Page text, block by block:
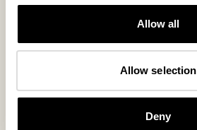
Allow all
Allow selection
Deny
Rand pute
Saueskinnpute med stripemønster 60 x 40 cm
200 USD